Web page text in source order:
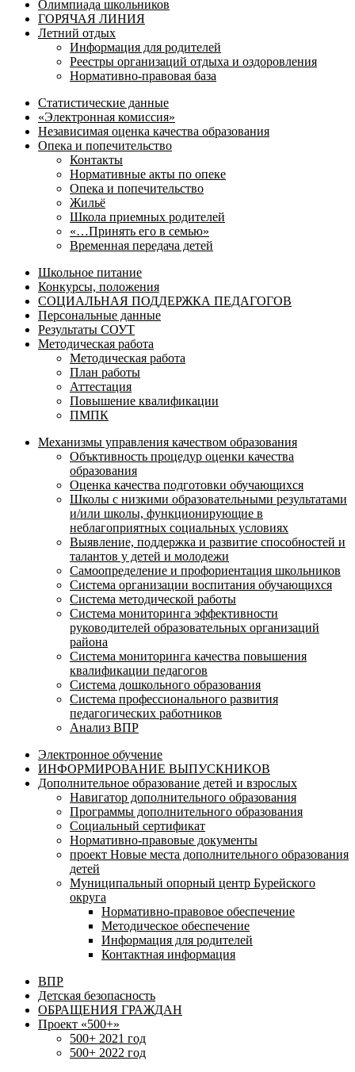
Олимпиада школьников
ГОРЯЧАЯ ЛИНИЯ
Летний отдых
Информация для родителей
Реестры организаций отдыха и оздоровления
Нормативно-правовая база
Статистические данные
«Электронная комиссия»
Независимая оценка качества образования
Опека и попечительство
Контакты
Нормативные акты по опеке
Опека и попечительство
Жильё
Школа приемных родителей
«…Принять его в семью»
Временная передача детей
Школьное питание
Конкурсы, положения
СОЦИАЛЬНАЯ ПОДДЕРЖКА ПЕДАГОГОВ
Персональные данные
Результаты СОУТ
Методическая работа
Методическая работа
План работы
Аттестация
Повышение квалификации
ПМПК
Механизмы управления качеством образования
Объктивность процедур оценки качества
образования
Оценка качества подготовки обучающихся
Школы с низкими образовательными результатами
и/или школы, функционирующие в
неблагоприятных социальных условиях
Выявление, поддержка и развитие способностей и
талантов у детей и молодежи
Самоопределение и профориентация школьников
Система организации воспитания обучающихся
Система методической работы
Система мониторинга эффективности
руководителей образовательных организаций
района
Система мониторинга качества повышения
квалификации педагогов
Система дошкольного образования
Система профессионального развития
педагогических работников
Анализ ВПР
Электронное обучение
ИНФОРМИРОВАНИЕ ВЫПУСКНИКОВ
Дополнительное образование детей и взрослых
Навигатор дополнительного образования
Программы дополнительного образования
Социальный сертификат
Нормативно-правовые документы
проект Новые места дополнительного образования
детей
Муниципальный опорный центр Бурейского
округа
Нормативно-правовое обеспечение
Методическое обеспечение
Информация для родителей
Контактная информация
ВПР
Детская безопасность
ОБРАЩЕНИЯ ГРАЖДАН
Проект «500+»
500+ 2021 год
500+ 2022 год